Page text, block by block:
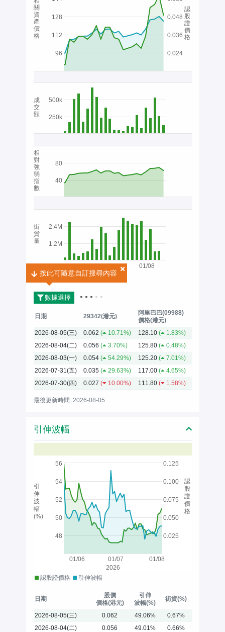
01/08
96
112
128
0.024
0.036
0.048
250k
500k
40
80
1.2M
2.4M
2026
關
資
產
價
格
認
股
證
價
格
成
交
額
相
對
強
弱
指
數
街
貨
量
數據選擇
按此可隨意自訂搜尋內容
按此可隨意自訂搜尋內容
日期 29342(港元)
阿里巴巴(09988)
價格(港元)
2026-08-05(三)
0.062 ( 10.71%) 128.10 (
1.83%)
2026-08-04(二)
0.056 ( 3.70%) 125.80 (
0.48%)
2026-08-03(一)
0.054 ( 54.29%) 125.20 (
7.01%)
2026-07-31(五)
0.035 ( 29.63%) 117.00 (
4.65%)
2026-07-30(四)
0.027 ( 10.00%) 111.80 ( 1.58%)
最後更新時間: 2026-08-05
引伸波幅
01/06 01/07 01/08
48
50
52
54
56
0.025
0.050
0.075
0.100
0.125
2026
引
伸
波
幅
(%)
認
股
證
價
格
認股證價格 引伸波幅
日期
股價
價格(港元)
引伸
波幅(%)
街貨(%)
2026-08-05(三) 0.062 49.06%
0.67%
2026-08-04(二)
0.056 49.01%
0.66%